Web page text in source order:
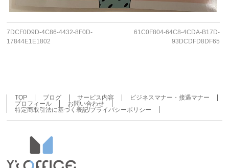
7DCF0D9D-4C86-4432-8F0D-
17844E1E1802
61C0F804-64C8-4CDA-B17D-
93DCDFD8DF65
TOP ブログ サービス内容
ビジネスマナー・接遇マナー
プロフィール
お問い合わせ
特定商取引法に基づく表記/プライバシーポリシー